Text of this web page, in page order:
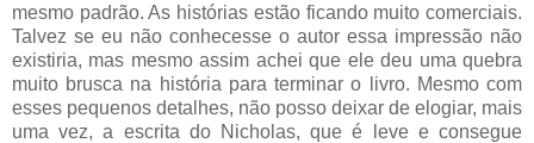
mesmo padrão. As histórias estão ficando muito comerciais.
Talvez se eu não conhecesse o autor essa impressão não
existiria, mas mesmo assim achei que ele deu uma quebra
muito brusca na história para terminar o livro. Mesmo com
esses pequenos detalhes, não posso deixar de elogiar, mais
uma vez, a escrita do Nicholas, que é leve e consegue